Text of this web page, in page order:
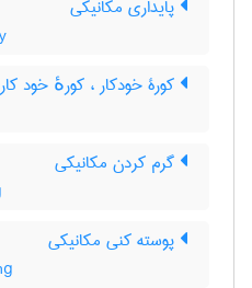
پایداری مکانیکی
کورۀ خودکار ، کورهٔ خود
گرم کردن مکانیکی
پوسته کنی مکانیکی